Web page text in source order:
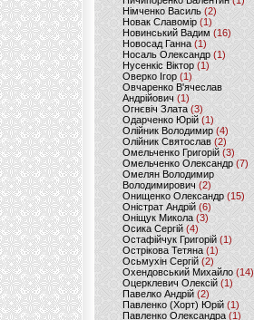
Німченко Василь (2)
Новак Славомір (1)
Новинський Вадим (16)
Новосад Ганна (1)
Носаль Олександр (1)
Нусенкіс Віктор (1)
Оверко Ігор (1)
Овчаренко В'ячеслав
Андрійович(1)
Огнєвіч Злата (3)
Одарченко Юрій(1)
Олійник Володимир (4)
Олійник Святослав (2)
Омельченко Григорій (3)
Омельченко Олександр(7)
Омелян Володимир
Володимирович (2)
Онищенко Олександр (15)
Оністрат Андрій (6)
Оніщук Микола (3)
Осика Сергій(4)
Остафійчук Григорій(1)
Острікова Тетяна (1)
Осьмухін Сергій (2)
Охендовський Михайло (14)
Оцерклевич Олексій (1)
Павелко Андрій (2)
Павленко (Хорт) Юрій (1)
Павленко Олександра (1)